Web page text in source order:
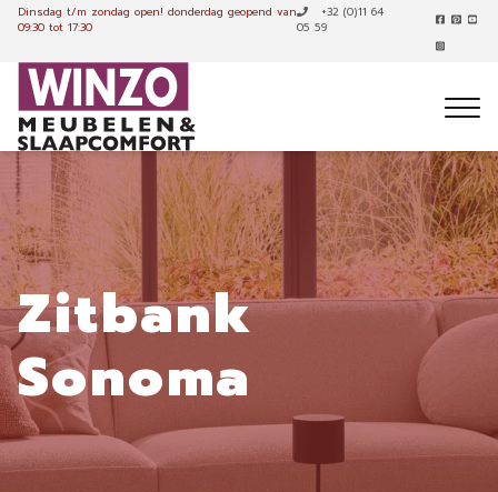
Dinsdag t/m zondag open! donderdag geopend van
09:30 tot 17:30
+32 (0)11 64
05 59
Zitbank
Sonoma